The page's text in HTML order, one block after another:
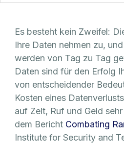
Es besteht kein Zweifel:
Ihre Daten nehmen zu, und
werden von Tag zu Tag
Daten sind für den Erfolg
von entscheidender
Kosten eines
auf Zeit, Ruf und Geld
dem Bericht Combating
Institute for Security and